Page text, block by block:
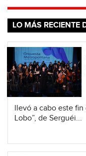
LO MÁS RECIENTE
llevó a cabo este
Lobo”, de Serguéi...